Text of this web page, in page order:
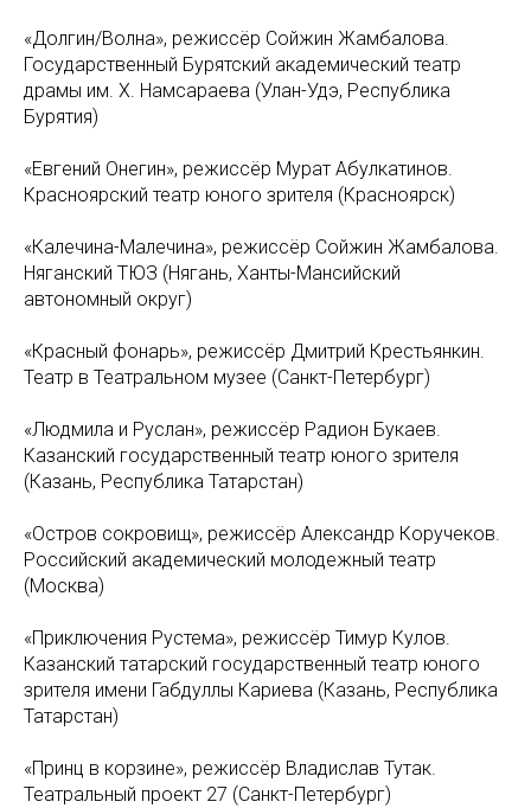
«Долгин/Волна», режиссёр Сойжин Жамбалова.
Государственный Бурятский академический театр
драмы им. Х. Намсараева (Улан-Удэ, Республика
Бурятия)
«Евгений Онегин», режиссёр Мурат Абулкатинов.
Красноярский театр юного зрителя (Красноярск)
«Калечина-Малечина», режиссёр Сойжин Жамбалова.
Няганский ТЮЗ (Нягань, Ханты-Мансийский
автономный округ)
«Красный фонарь», режиссёр Дмитрий Крестьянкин.
Театр в Театральном музее (Санкт-Петербург)
«Людмила и Руслан», режиссёр Радион Букаев.
Казанский государственный театр юного зрителя
(Казань, Республика Татарстан)
«Остров сокровищ», режиссёр Александр Коручеков.
Российский академический молодежный театр
(Москва)
«Приключения Рустема», режиссёр Тимур Кулов.
Казанский татарский государственный театр юного
зрителя имени Габдуллы Кариева (Казань, Республика
Татарстан)
«Принц в корзине», режиссёр Владислав Тутак.
Театральный проект 27 (Санкт-Петербург)